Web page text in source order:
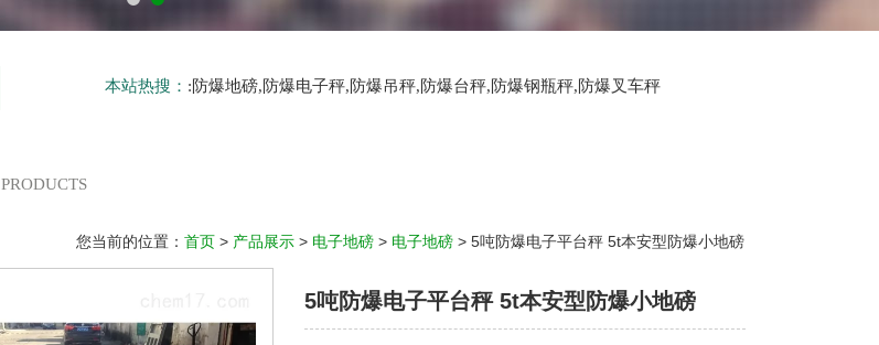
本站热搜： :防爆地磅,防爆电子秤,防爆吊秤,防爆台秤,防爆钢瓶秤,防爆叉车秤
PRODUCTS
您当前的位置： 首页 > 产品展示 > 电子地磅 > 电子地磅 > 5吨防爆电子平台秤 5t本安型防爆小地磅
5吨防爆电子平台秤 5t本安型防爆小地磅